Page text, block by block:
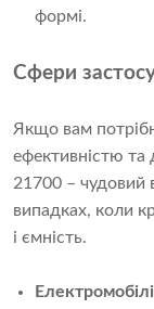
формі.
Сфери
Якщо вам
ефективністю
21700 – чудовий
випадках, коли
і ємність.